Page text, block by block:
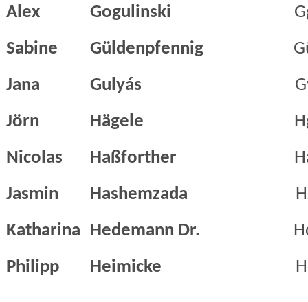
Alex Gogulinski
Sabine
Güldenpfennig
Jana
Gulyás
Jörn
Hägele
Nicolas
Haßforther
Jasmin
Hashemzada
Katharina Hedemann Dr.
Philipp
Heimicke